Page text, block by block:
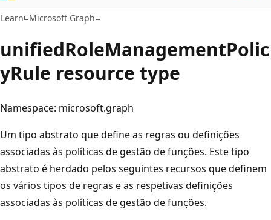
Learn Microsoft Graph
unifiedRoleManagementPolic
yRule resource type
Namespace: microsoft.graph
Um tipo abstrato que define as regras ou definições
associadas às políticas de gestão de funções. Este tipo
abstrato é herdado pelos seguintes recursos que definem
os vários tipos de regras e as respetivas definições
associadas às políticas de gestão de funções.